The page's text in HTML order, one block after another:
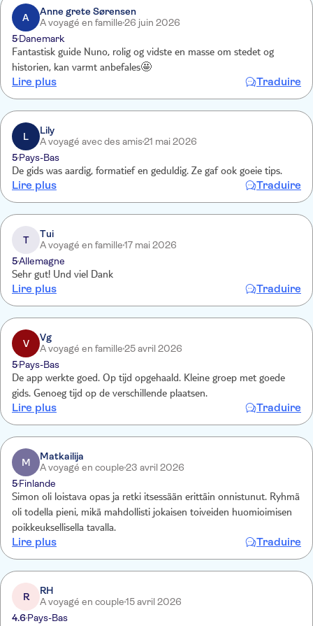
A
Anne grete Sørensen
A voyagé en famille26 juin 2026
5Danemark
Fantastisk guide Nuno, rolig og vidste en masse om stedet og
historien, kan varmt anbefales🤩
Lire plus Traduire
L
Lily
A voyagé avec des amis21 mai 2026
5Pays-Bas
De gids was aardig, formatief en geduldig. Ze gaf ook goeie tips.
Lire plus Traduire
T
Tui
A voyagé en famille17 mai 2026
5Allemagne
Sehr gut! Und viel Dank
Lire plus Traduire
V
Vg
A voyagé en famille25 avril 2026
5Pays-Bas
De app werkte goed. Op tijd opgehaald. Kleine groep met goede
gids. Genoeg tijd op de verschillende plaatsen.
Lire plus Traduire
M
Matkailija
A voyagé en couple23 avril 2026
5Finlande
Simon oli loistava opas ja retki itsessään erittäin onnistunut. Ryhmä
oli todella pieni, mikä mahdollisti jokaisen toiveiden huomioimisen
poikkeuksellisella tavalla.
Lire plus Traduire
R
RH
A voyagé en couple15 avril 2026
4.6Pays-Bas